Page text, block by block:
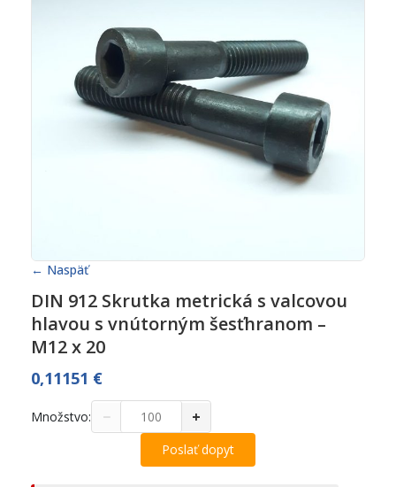
← Naspäť
DIN 912 Skrutka metrická s valcovou
hlavou s vnútorným šesťhranom –
M12 x 20
0,11151 €
Množstvo: − +
Poslať dopyt